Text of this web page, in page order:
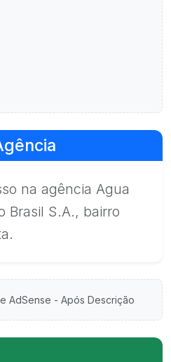
na agência Agua
Brasil S.A., bairro
AdSense - Após Descrição